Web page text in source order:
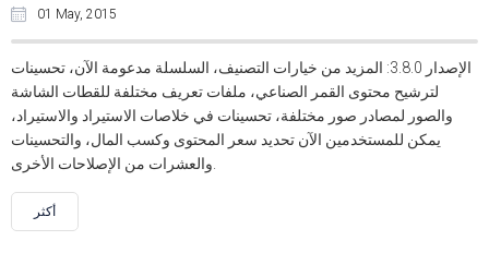
01 May, 2015
الإصدار 3.8.0: المزيد من خيارات التصنيف، السلسلة مدعومة الآن، تحسينات
لترشيح محتوى القمر الصناعي، ملفات تعريف مختلفة للقطات الشاشة
والصور لمصادر صور مختلفة، تحسينات في خلاصات الاستيراد والاستيراد،
يمكن للمستخدمين الآن تحديد سعر المحتوى وكسب المال، والتحسينات
أكثر